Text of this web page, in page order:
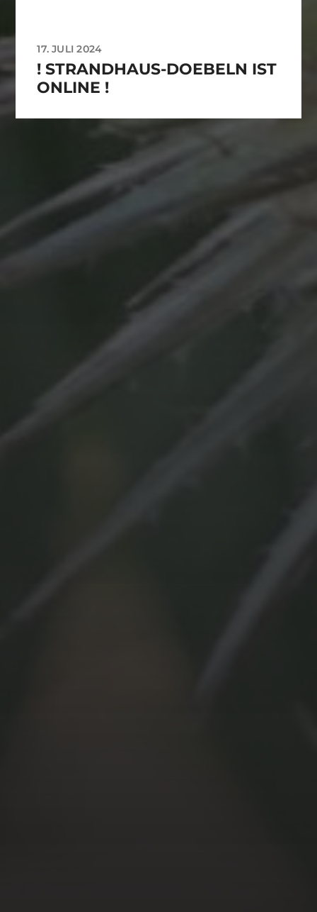
17. JULI 2024
! STRANDHAUS-DOEBELN IST
ONLINE !
IMPRESSIONEN